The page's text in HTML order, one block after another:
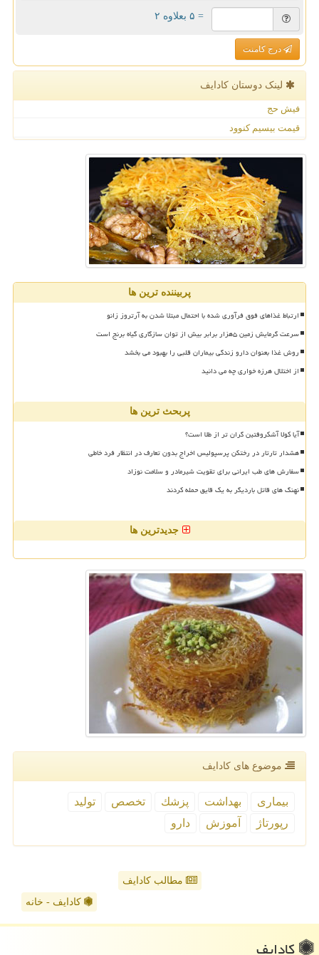
= ۵ بعلاوه ۲
درج کامنت
لینک دوستان كادایف
فیش حج
قیمت بیسیم کنوود
پربیننده ترین ها
ارتباط غذاهای فوق فرآوری شده با احتمال مبتلا شدن به آرتروز زانو
سرعت گرمایش زمین ۵هزار برابر بیش از توان سازگاری گیاه برنج است
روش غذا بعنوان دارو زندگی بیماران قلبی را بهبود می بخشد
از اختلال هرزه خواری چه می دانید
پربحث ترین ها
آیا کولا آشکروفتین گران تر از طلا است؟
هشدار تارتار در رختکن پرسپولیس اخراج بدون تعارف در انتظار فرد خاطی
سفارش های طب ایرانی برای تقویت شیرمادر و سلامت نوزاد
نهنگ های قاتل باردیگر به یک قایق حمله کردند
جدیدترین ها
موضوع های كادایف
بیماری بهداشت پزشك تخصص
تولید
رپورتاژ
آموزش دارو
مطالب کادایف
کادایف - خانه